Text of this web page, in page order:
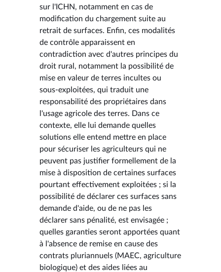
sur l'ICHN, notamment en cas de
modification du chargement suite au
retrait de surfaces. Enfin, ces modalités
de contrôle apparaissent en
contradiction avec d'autres principes du
droit rural, notamment la possibilité de
mise en valeur de terres incultes ou
sous-exploitées, qui traduit une
responsabilité des propriétaires dans
l'usage agricole des terres. Dans ce
contexte, elle lui demande quelles
solutions elle entend mettre en place
pour sécuriser les agriculteurs qui ne
peuvent pas justifier formellement de la
mise à disposition de certaines surfaces
pourtant effectivement exploitées ; si la
possibilité de déclarer ces surfaces sans
demande d'aide, ou de ne pas les
déclarer sans pénalité, est envisagée ;
quelles garanties seront apportées quant
à l'absence de remise en cause des
contrats pluriannuels (MAEC, agriculture
biologique) et des aides liées au